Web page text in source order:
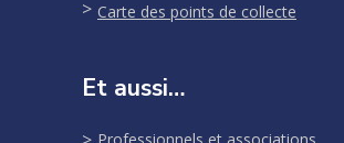
Carte des points de collecte
Et aussi…